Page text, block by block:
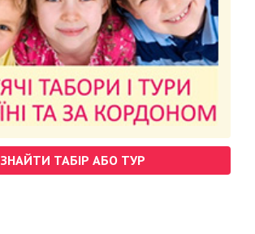
ЗНАЙТИ ТАБІР АБО ТУР